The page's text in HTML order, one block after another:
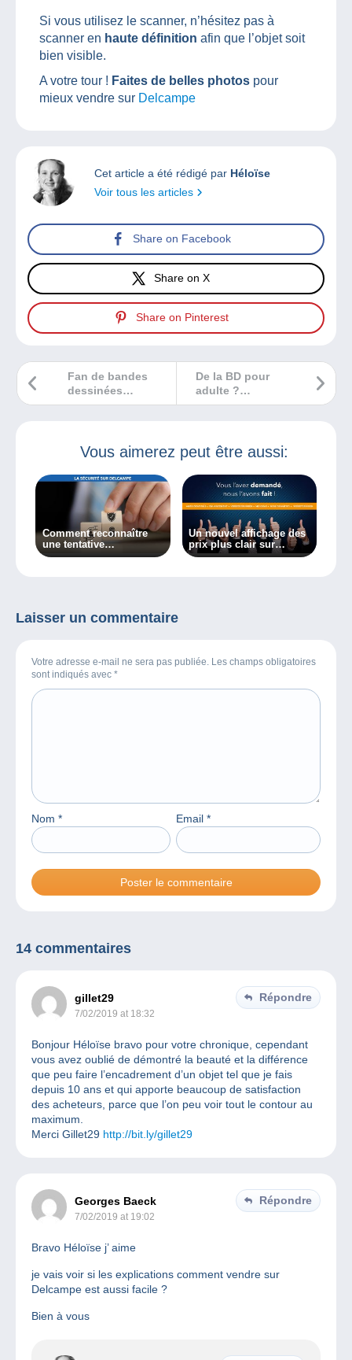
Si vous utilisez le scanner, n’hésitez pas à
scanner en haute définition afin que l’objet soit
bien visible.
A votre tour ! Faites de belles photos pour
mieux vendre sur Delcampe
Cet article a été rédigé par Héloïse
Voir tous les articles
Share on Facebook
Share on X
Share on Pinterest
De la BD pour
adulte ?
Découvrez des
Fan de bandes
dessinées
Medieval Fantasy
Vous aimerez peut être aussi:
Comment reconnaître
une tentative
d’hameçonnage ?
Un nouvel affichage des
prix plus clair sur
Delcampe
Laisser un commentaire
Votre adresse e-mail ne sera pas publiée. Les champs obligatoires
sont indiqués avec *
Nom * Email *
14 commentaires
gillet29
7/02/2019 at 18:32
Répondre
Bonjour Héloïse bravo pour votre chronique, cependant
vous avez oublié de démontré la beauté et la différence
que peu faire l’encadrement d’un objet tel que je fais
depuis 10 ans et qui apporte beaucoup de satisfaction
des acheteurs, parce que l’on peu voir tout le contour au
maximum.
Merci Gillet29 http://bit.ly/gillet29
Georges Baeck
7/02/2019 at 19:02
Répondre
Bravo Héloïse j’ aime
je vais voir si les explications comment vendre sur
Delcampe est aussi facile ?
Bien à vous